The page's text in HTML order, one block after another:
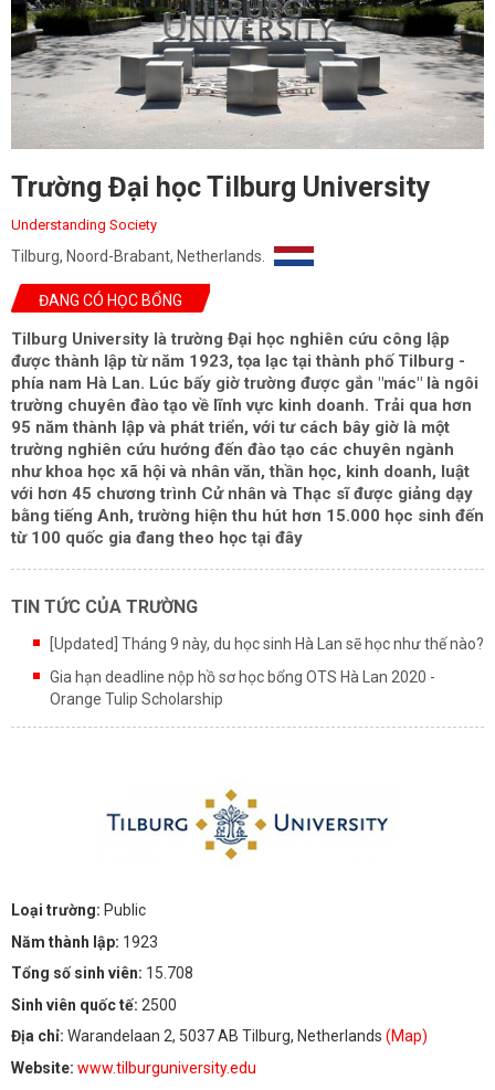
Trường Đại học Tilburg University
Understanding Society
Tilburg, Noord-Brabant, Netherlands.
ĐANG CÓ HỌC BỔNG
Tilburg University là trường Đại học nghiên cứu công lập
được thành lập từ năm 1923, tọa lạc tại thành phố Tilburg -
phía nam Hà Lan. Lúc bấy giờ trường được gắn "mác" là ngôi
trường chuyên đào tạo về lĩnh vực kinh doanh. Trải qua hơn
95 năm thành lập và phát triển, với tư cách bây giờ là một
trường nghiên cứu hướng đến đào tạo các chuyên ngành
như khoa học xã hội và nhân văn, thần học, kinh doanh, luật
với hơn 45 chương trình Cử nhân và Thạc sĩ được giảng dạy
bằng tiếng Anh, trường hiện thu hút hơn 15.000 học sinh đến
từ 100 quốc gia đang theo học tại đây
TIN TỨC CỦA TRƯỜNG
[Updated] Tháng 9 này, du học sinh Hà Lan sẽ học như thế nào?
Gia hạn deadline nộp hồ sơ học bổng OTS Hà Lan 2020 -
Orange Tulip Scholarship
Loại trường: Public
Năm thành lập: 1923
Tổng số sinh viên: 15.708
Sinh viên quốc tế: 2500
Địa chỉ: Warandelaan 2, 5037 AB Tilburg, Netherlands (Map)
Website: www.tilburguniversity.edu